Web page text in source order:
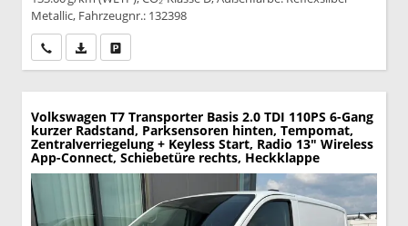
Metallic, Fahrzeugnr.: 132398
Wir rufen Sie anPDF-Datei, Fahrzeugexposé drucken
Volkswagen T7 Transporter Basis 2.0 TDI 110PS 6-Gang
kurzer Radstand, Parksensoren hinten, Tempomat,
Zentralverriegelung + Keyless Start, Radio 13" Wireless
App-Connect, Schiebetüre rechts, Heckklappe